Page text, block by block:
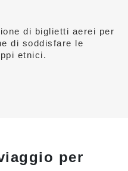
di biglietti aerei per
di soddisfare le
etnici.
per